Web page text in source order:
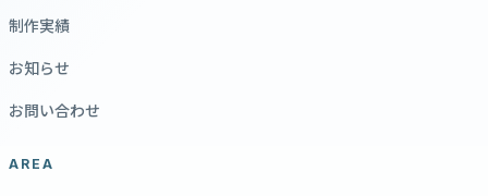
制作実績
お知らせ
お問い合わせ
AREA